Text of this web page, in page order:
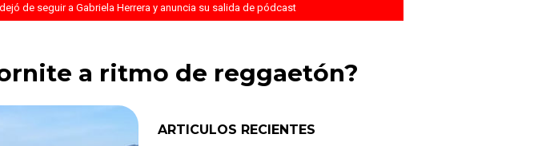
de seguir a Gabriela Herrera y anuncia su salida de pódcast
a ritmo de reggaetón?
ARTICULOS RECIENTES